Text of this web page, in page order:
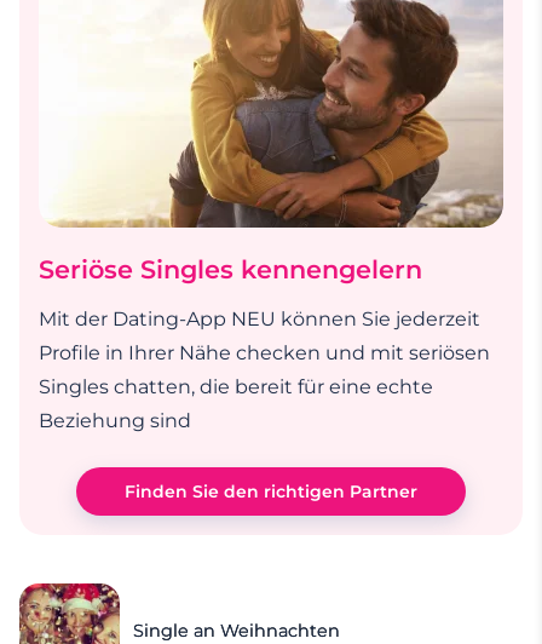
Seriöse Singles kennengelern
Mit der Dating-App NEU können Sie jederzeit
Profile in Ihrer Nähe checken und mit seriösen
Singles chatten, die bereit für eine echte
Beziehung sind
Finden Sie den richtigen Partner
Single an Weihnachten